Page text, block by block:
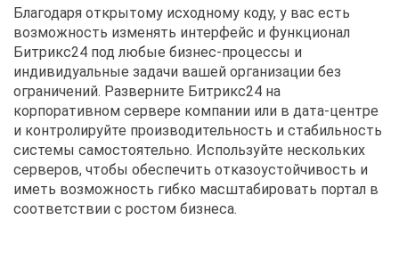
Благодаря открытому исходному коду, у вас есть
возможность изменять интерфейс и функционал
Битрикс24 под любые бизнес-процессы и
индивидуальные задачи вашей организации без
ограничений. Разверните Битрикс24 на
корпоративном сервере компании или в дата-центре
и контролируйте производительность и стабильность
системы самостоятельно. Используйте нескольких
серверов, чтобы обеспечить отказоустойчивость и
иметь возможность гибко масштабировать портал в
соответствии с ростом бизнеса.